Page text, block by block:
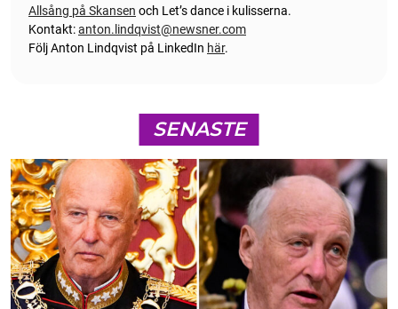
Allsång på Skansen och Let’s dance i kulisserna.
Kontakt:anton.lindqvist@newsner.com
Följ Anton Lindqvist på LinkedIn här.
SENASTE